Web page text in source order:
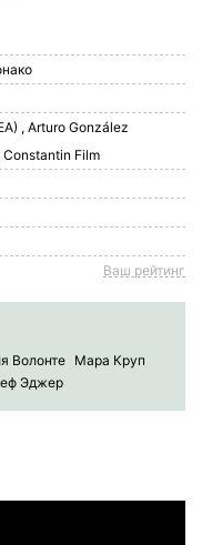
, Arturo González
Constantin Film
Ваш рейтинг
Волонте Мара Круп
Эджер